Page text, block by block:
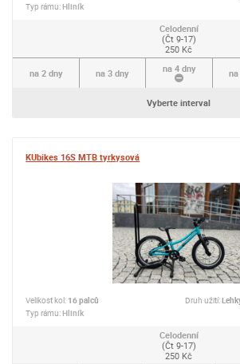
Typ rámu:Hliník
Celodenní
(Čt 9-17)
250 Kč
na 2 dny
na 3 dny na 4 dny
Vyberte interval
KUbikes 16S MTB tyrkysová
Velikost kol: 16 palců
Typ rámu:Hliník
Druh užití:
Celodenní
(Čt 9-17)
250 Kč